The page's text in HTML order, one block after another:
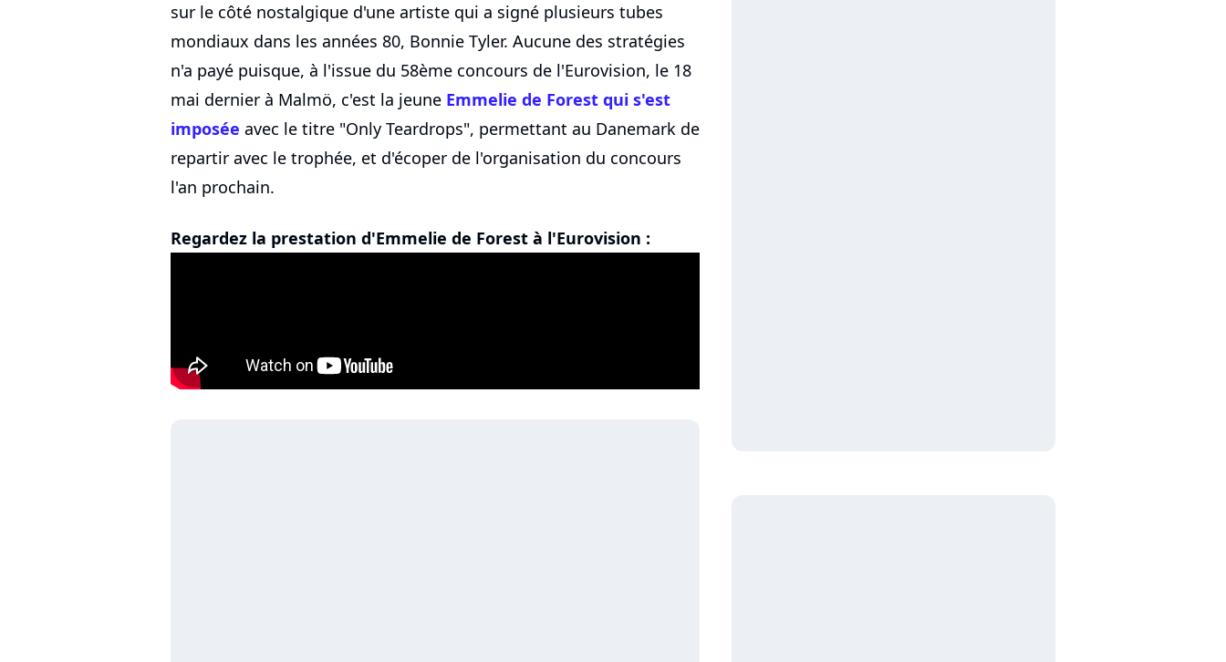
sur le côté nostalgique d'une artiste qui a signé plusieurs tubes
mondiaux dans les années 80, Bonnie Tyler. Aucune des stratégies
n'a payé puisque, à l'issue du 58ème concours de l'Eurovision, le 18
mai dernier à Malmö, c'est la jeune Emmelie de Forest qui s'est
imposée avec le titre "Only Teardrops", permettant au Danemark de
repartir avec le trophée, et d'écoper de l'organisation du concours
l'an prochain.
Regardez la prestation d'Emmelie de Forest à l'Eurovision :